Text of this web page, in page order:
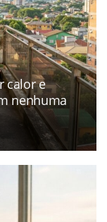
calor e
nenhuma